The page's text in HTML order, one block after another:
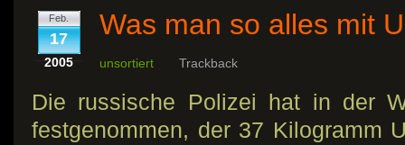
Feb.
17
2005
Was man so alles mit
unsortiert Trackback
Die russische Polizei hat in der
festgenommen, der 37 Kilogramm